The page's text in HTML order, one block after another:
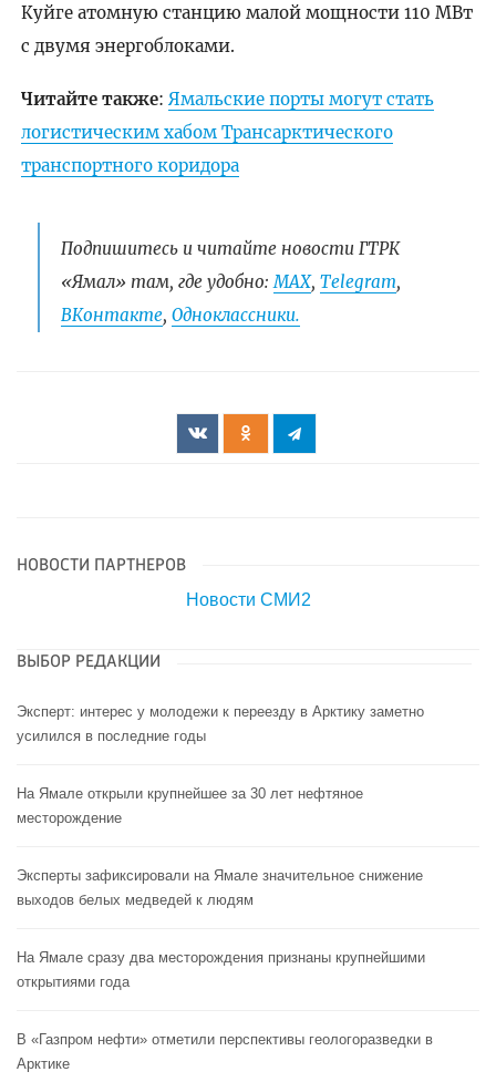
Куйге атомную станцию малой мощности 110 МВт
с двумя энергоблоками.
Читайте также: Ямальские порты могут стать
логистическим хабом Трансарктического
транспортного коридора
Подпишитесь и читайте новости ГТРК
«Ямал» там, где удобно:МАХ, Telegram,
ВКонтакте, Одноклассники.
НОВОСТИ ПАРТНЕРОВ
Новости СМИ2
ВЫБОР РЕДАКЦИИ
Эксперт: интерес у молодежи к переезду в Арктику заметно
усилился в последние годы
На Ямале открыли крупнейшее за 30 лет нефтяное
месторождение
Эксперты зафиксировали на Ямале значительное снижение
выходов белых медведей к людям
На Ямале сразу два месторождения признаны крупнейшими
открытиями года
В «Газпром нефти» отметили перспективы геологоразведки в
Арктике